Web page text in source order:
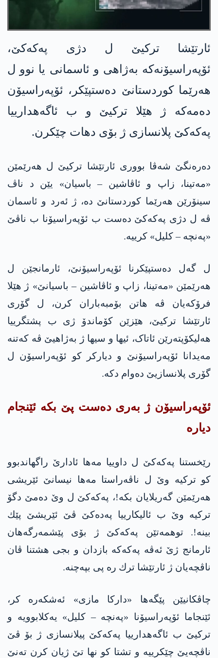
ئارتێشا ترکیێ ل دژی په‌كه‌كێ،
ئۆپەراسیۆنەکە به‌ژاهی و ئاسمانی یا نوو ل
هه‌رێما كوردستانێ ده‌ستپێكر، ئۆپه‌راسیۆن
ده‌مه‌كه ژ هێلا تركیێ و ب ئاگه‌هدارییا
په‌كه‌كێ پلانسازی ژ بۆی دهات چێكرن.
دەرەنگێ شەڤا بووری ئارتێشا ترکیێ ل هەرێمێن
«مەتینا، زاپ و ئاڤاشین – باسیان» یێن د ناڤ
سینۆرێن هەرێما کوردستانێ دە، ژ ئەرد و ئاسمان
ڤە ل دژی په‌كه‌كێ دەست ب ئۆپەراسیۆنا ب ناڤێ
«پەنچە – کلیل» کرییە.
ل گه‌ل ده‌ستپێكرنا ئۆپەراسیۆنێ، ئارمانجێن ل
هەرێمێن «مەتینا، زاپ و ئاڤاشین – باسیانێ» ژ هێلا
فرۆکەیان ڤە هاتن بۆمبەباران کرن، ل گۆری
ئارتێشا تركیێ، هێزێن کۆماندۆ ژی ب پشتگرییا
هەلیکۆپتەرێن ئاتاک، ئیها و سیها ژ بەژاهیێ ڤە کەتنە
مەیدانا ئۆپەراسیۆنێ و دیارکر کو ئۆپەراسیۆن ل
گۆری پلانسازیێ دەوام دکە.
ئۆپه‌راسیۆن ژ به‌ری ده‌ست پێ بكه‌ ئێنجام
دیاره‌
رێخستنا په‌كه‌كێ ل داوییا مه‌ها ئادارێ راگهاندبوو
كو تركیه‌ وێ ل ناڤه‌راستا مه‌ها نیسانێ ئێریشی
هه‌رێمێن گه‌ریلایان بكه!‌، په‌كه‌كێ ل وێ ده‌مێ دگۆ
تركیه‌ وێ ب ئالیكارییا په‌ده‌كێ ڤێ ئێریشێ پێك
بینه!‌. توهمه‌تێن په‌كه‌كێ ژ بۆی پێشمه‌رگه‌هان
ئارمانج ژێ ئه‌ڤه‌ په‌كه‌كه‌ بازدان و بجی هشتنا ڤان
ناڤچەیان ژ ئارتێشا ترك رە پی بپه‌چنه‌.
چاڤكانیێن پێگه‌ها «داركا مازی» ئه‌شكه‌ره‌ كر،
ئێنجاما ئۆپه‌راسیۆنا «پەنچە – کلیل» یه‌كلابوویه‌ و
تركیێ ب ئاگه‌هدارییا په‌كه‌كێ پیلانسازی ژ بۆ ڤێ
ناڤچه‌یێ چێكرییه‌ و تشتا كو نها تێ ژیان كرن ته‌نێ